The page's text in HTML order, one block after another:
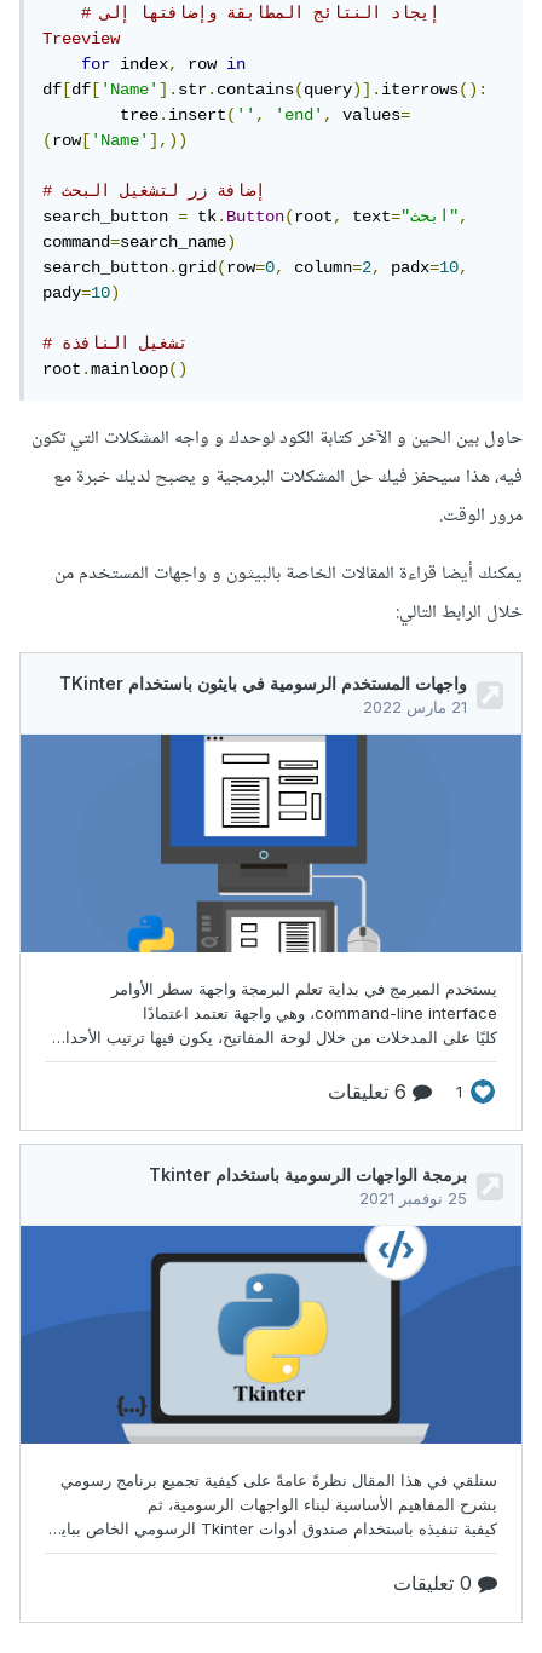
# إيجاد النتائج المطابقة وإضافتها إلى
Treeview
for index, row in
df [df ['Name'].str.contains(query)].iterrows():
        tree
.insert('', 'end', values=
(row['Name'],))
# إضافة زر لتشغيل البحث
search_button = tk.Button(root, text= "ابحث",
command=search_name)
search_button.grid(row=0, column=2, padx=10,
pady=10)
# تشغيل النافذة
root.mainloop()
حاول بين الحين و الآخر كتابة الكود لوحدك و واجه المشكلات التي تكون
فيه، هذا سيحفز فيك حل المشكلات البرمجية و يصبح لديك خبرة مع
مرور الوقت.
يمكنك أيضا قراءة المقالات الخاصة بالبيثون و واجهات المستخدم من
خلال الرابط التالي: